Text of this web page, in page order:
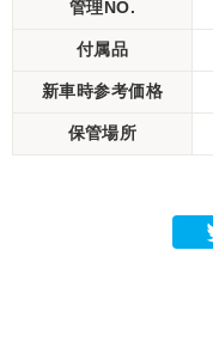
管理NO.
付属品
新車時参考価格
保管場所